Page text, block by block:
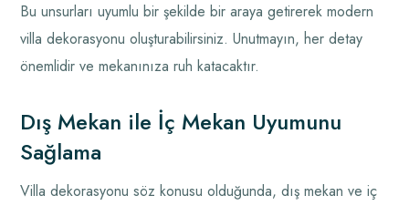
Bu unsurları uyumlu bir şekilde bir araya getirerek modern
villa dekorasyonu oluşturabilirsiniz. Unutmayın, her detay
önemlidir ve mekanınıza ruh katacaktır.
Dış Mekan ile İç Mekan Uyumunu
Sağlama
Villa dekorasyonu söz konusu olduğunda, dış mekan ve iç